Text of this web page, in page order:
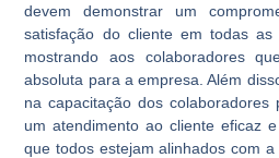
devem demonstrar um
satisfação do cliente em todas as
mostrando aos colaboradores
absoluta para a empresa. Além
na capacitação dos
um atendimento ao cliente eficaz
que todos estejam alinhados com